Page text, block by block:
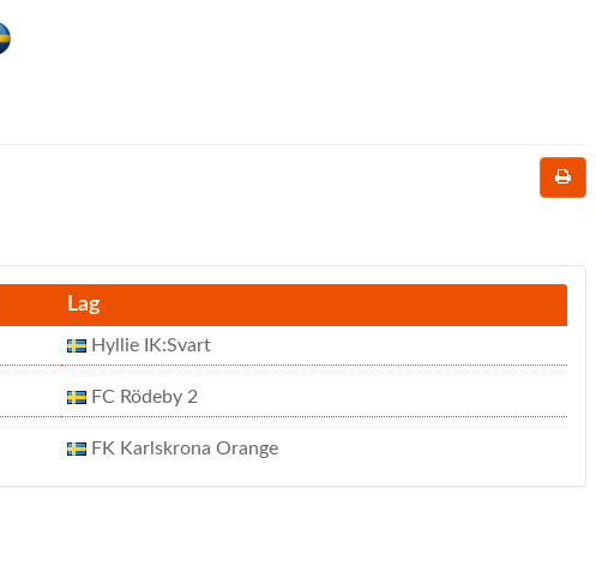
Lag
Hyllie IK:Svart
FC Rödeby 2
FK Karlskrona Orange